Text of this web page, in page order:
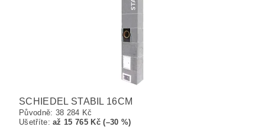
SCHIEDEL STABIL 16CM
Původně: 38 284 Kč
Ušetříte:až 15 765 Kč (–30 %)